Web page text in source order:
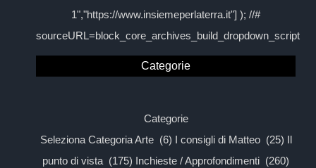
1","https://www.insiemeperlaterra.it"] ); //#
sourceURL=block_core_archives_build_dropdown_script
Categorie
Categorie
Seleziona Categoria Arte (6) I consigli di Matteo (25) Il
punto di vista (175) Inchieste / Approfondimenti (260)